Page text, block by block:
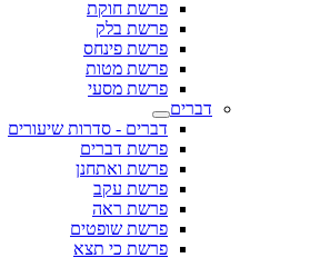
פרשת חוקת
פרשת בלק
פרשת פינחס
פרשת מטות
פרשת מסעי
דברים
דברים - סדרות שיעורים
פרשת דברים
פרשת ואתחנן
פרשת עקב
פרשת ראה
פרשת שופטים
פרשת כי תצא